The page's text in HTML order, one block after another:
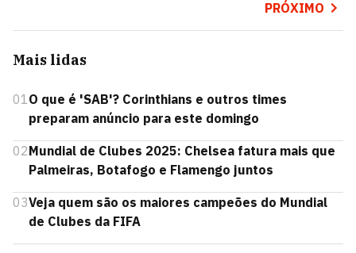
PRÓXIMO
Mais lidas
01O que é 'SAB'? Corinthians e outros times
preparam anúncio para este domingo
02Mundial de Clubes 2025: Chelsea fatura mais que
Palmeiras, Botafogo e Flamengo juntos
03Veja quem são os maiores campeões do Mundial
de Clubes da FIFA